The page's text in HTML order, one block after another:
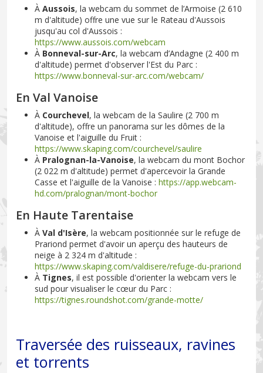
À Aussois, la webcam du sommet de l’Armoise (2 610
m d'altitude) offre une vue sur le Rateau d'Aussois
jusqu'au col d'Aussois :
https://www.aussois.com/webcam
À Bonneval-sur-Arc, la webcam d’Andagne (2 400 m
d'altitude) permet d'observer l'Est du Parc :
https://www.bonneval-sur-arc.com/webcam/
En Val Vanoise
À Courchevel, la webcam de la Saulire (2 700 m
d'altitude), offre un panorama sur les dômes de la
Vanoise et l'aiguille du Fruit :
https://www.skaping.com/courchevel/saulire
À Pralognan-la-Vanoise, la webcam du mont Bochor
(2 022 m d'altitude) permet d'apercevoir la Grande
Casse et l'aiguille de la Vanoise : https://app.webcam-
hd.com/pralognan/mont-bochor
En Haute Tarentaise
À Val d'Isère, la webcam positionnée sur le refuge de
Prariond permet d'avoir un aperçu des hauteurs de
neige à 2 324 m d'altitude :
https://www.skaping.com/valdisere/refuge-du-prariond
À Tignes, il est possible d'orienter la webcam vers le
sud pour visualiser le cœur du Parc :
https://tignes.roundshot.com/grande-motte/
Traversée des ruisseaux, ravines
et torrents